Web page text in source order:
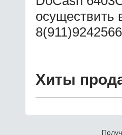
осуществить
Хиты